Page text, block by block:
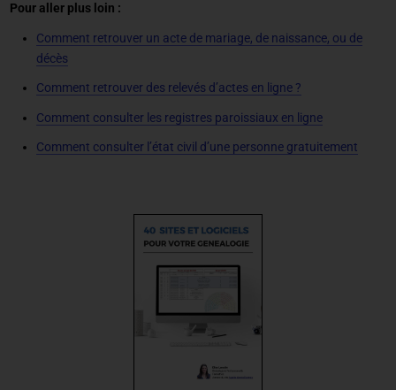
Pour aller plus loin :
Comment retrouver un acte de mariage, de naissance, ou de
décès
Comment retrouver des relevés d’actes en ligne ?
Comment consulter les registres paroissiaux en ligne
Comment consulter l’état civil d’une personne gratuitement